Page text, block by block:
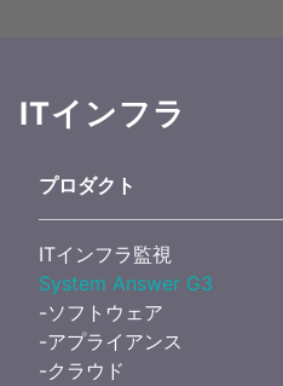
ITインフラ
プロダクト
ITインフラ監視
System Answer G3
-ソフトウェア
-アプライアンス
-クラウド